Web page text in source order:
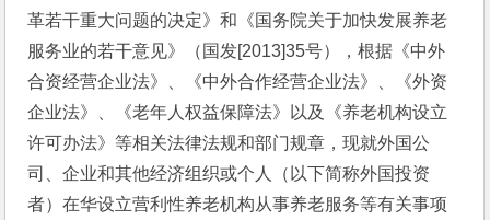
革若干重大问题的决定》和《国务院关于加快发展养老
服务业的若干意见》（国发[2013]35号），根据《中外
合资经营企业法》、《中外合作经营企业法》、《外资
企业法》、《老年人权益保障法》以及《养老机构设立
许可办法》等相关法律法规和部门规章，现就外国公
司、企业和其他经济组织或个人（以下简称外国投资
者）在华设立营利性养老机构从事养老服务等有关事项